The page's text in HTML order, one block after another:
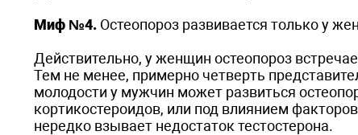
Миф №4. Остеопороз развивается только у
Действительно, у женщин остеопороз
Тем не менее, примерно четверть
молодости у мужчин может развиться
кортикостероидов, или под влиянием
нередко взывает недостаток тестостерона.